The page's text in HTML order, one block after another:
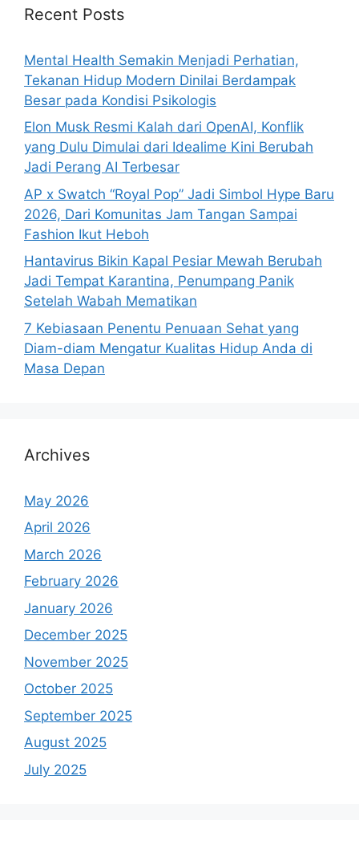
h
r
:
Recent Posts
Mental Health Semakin Menjadi Perhatian,
Tekanan Hidup Modern Dinilai Berdampak
Besar pada Kondisi Psikologis
Elon Musk Resmi Kalah dari OpenAI, Konflik
yang Dulu Dimulai dari Idealime Kini Berubah
Jadi Perang AI Terbesar
AP x Swatch “Royal Pop” Jadi Simbol Hype Baru
2026, Dari Komunitas Jam Tangan Sampai
Fashion Ikut Heboh
Hantavirus Bikin Kapal Pesiar Mewah Berubah
Jadi Tempat Karantina, Penumpang Panik
Setelah Wabah Mematikan
7 Kebiasaan Penentu Penuaan Sehat yang
Diam-diam Mengatur Kualitas Hidup Anda di
Masa Depan
Archives
May 2026
April 2026
March 2026
February 2026
January 2026
December 2025
November 2025
October 2025
September 2025
August 2025
July 2025